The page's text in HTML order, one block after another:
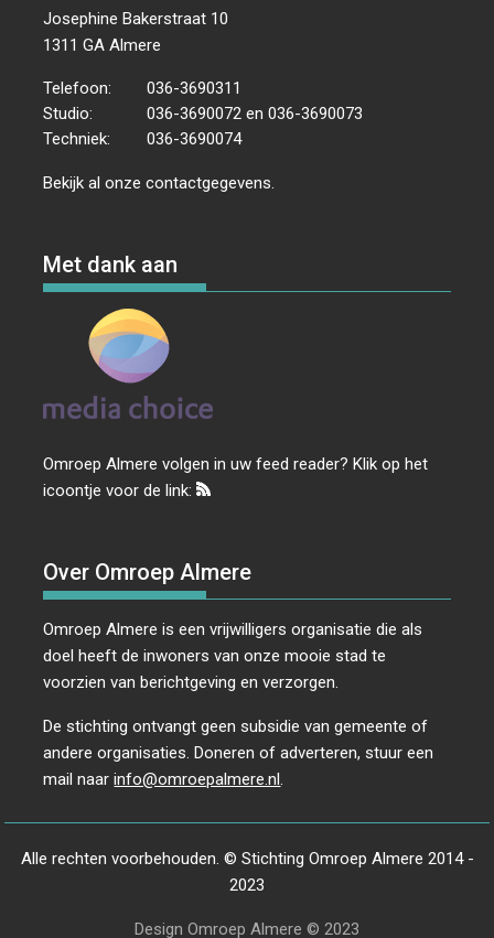
Josephine Bakerstraat 10
1311 GA Almere
Telefoon:
036-3690311
Studio:
036-3690072 en 036-3690073
Techniek:
036-3690074
Bekijk al onzecontactgegevens.
Met dank aan
Omroep Almere volgen in uw feed reader? Klik op het
icoontje voor de link:
Over Omroep Almere
Omroep Almere is een vrijwilligers organisatie die als
doel heeft de inwoners van onze mooie stad te
voorzien van berichtgeving en verzorgen.
De stichting ontvangt geen subsidie van gemeente of
andere organisaties. Doneren of adverteren, stuur een
mail naarinfo@omroepalmere.nl.
Alle rechten voorbehouden. © Stichting Omroep Almere 2014 -
2023
Design Omroep Almere © 2023